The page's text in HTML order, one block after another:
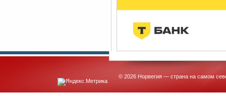
© 2026 Норвегия — страна на самом